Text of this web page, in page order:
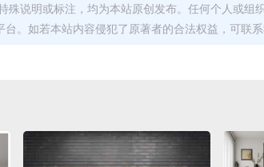
殊说明或标注，均为本站原创发布。任何个人或
。如若本站内容侵犯了原著者的合法权益，可联系